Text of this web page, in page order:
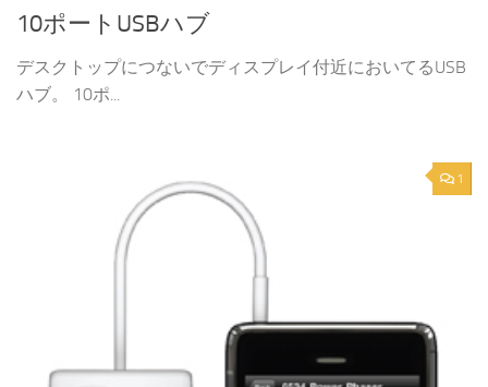
10ポートUSBハブ
デスクトップにつないでディスプレイ付近においてるUSB
ハブ。 10ポ...
1